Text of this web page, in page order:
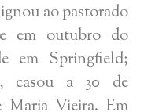
ao pastorado
em outubro do
em Springfield;
casou a 30 de
Maria Vieira. Em